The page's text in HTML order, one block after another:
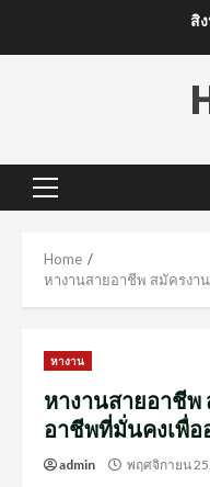
สิ
Primary
Home
หางานสายอาชีพ สมัครงา
หางาน
หางานสายอาชีพ
อาชีพที่มั่นคงเพื่
admin พฤศจิกายน